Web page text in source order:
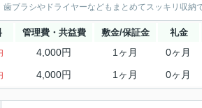
ブラシやドライヤーなどもまとめてスッキリ収納
管理費・共益費 敷金/保証金 礼金
4,000円 1ヶ月 0ヶ月
4,000円 1ヶ月 0ヶ月